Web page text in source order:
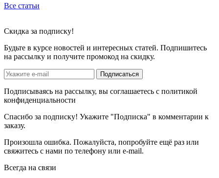
Все статьи
Скидка за подписку!
Будьте в курсе новостей и интересных статей. Подпишитесь
на рассылку и получите промокод на скидку.
Подписаться
Подписываясь на рассылку, вы соглашаетесь с политикой
конфиденциальности
Спасибо за подписку! Укажите "Подписка" в комментарии к
заказу.
Произошла ошибка. Пожалуйста, попробуйте ещё раз или
свяжитесь с нами по телефону или e-mail.
Всегда на связи